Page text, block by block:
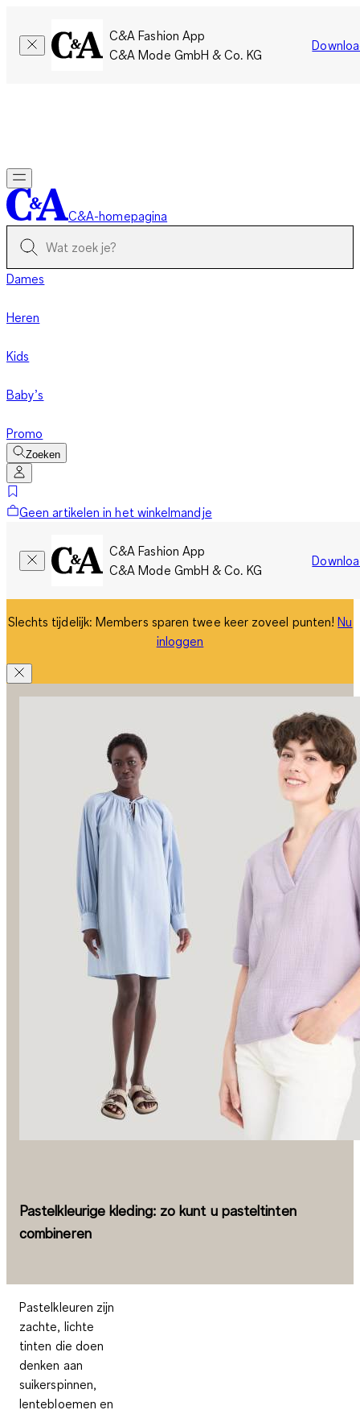
C&A Fashion App
C&A Mode GmbH & Co. KG
C&A-homepagina
Dames
Heren
Kids
Baby’s
Promo
Zoeken
Geen artikelen in het winkelmandje
C&A Fashion App
C&A Mode GmbH & Co. KG
Slechts tijdelijk: Members sparen twee keer zoveel punten!Nu
inloggen
Pastelkleurige kleding: zo kunt u pasteltinten
combineren
Pastelkleuren zijn
zachte, lichte
tinten die doen
denken aan
suikerspinnen,
lentebloemen en